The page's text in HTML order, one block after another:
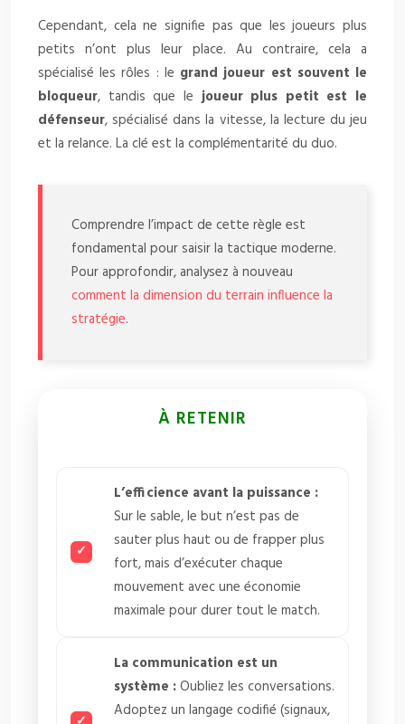
Cependant, cela ne signifie pas que les joueurs plus
petits n’ont plus leur place. Au contraire, cela a
spécialisé les rôles : le grand joueur est souvent le
bloqueur, tandis que lejoueur plus petit est le
défenseur, spécialisé dans la vitesse, la lecture du jeu
et la relance. La clé est la complémentarité du duo.
Comprendre l’impact de cette règle est
fondamental pour saisir la tactique moderne.
Pour approfondir, analysez à nouveau
comment la dimension du terrain influence la
stratégie.
À RETENIR
L’efficience avant la puissance :
Sur le sable, le but n’est pas de
sauter plus haut ou de frapper plus
fort, mais d’exécuter chaque
mouvement avec une économie
maximale pour durer tout le match.
La communication est un
système :Oubliez les conversations.
Adoptez un langage codifié (signaux,